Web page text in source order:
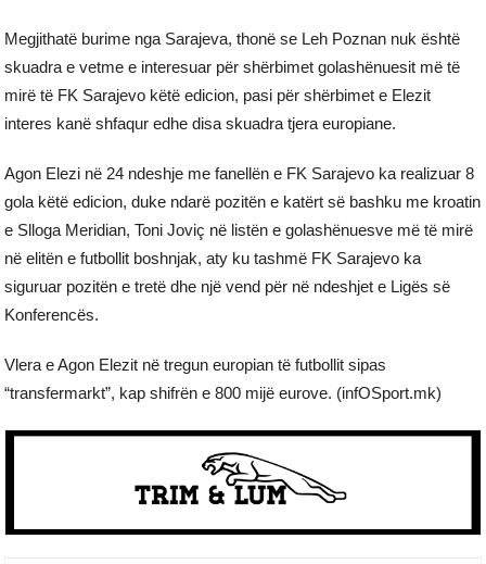
Megjithatë burime nga Sarajeva, thonë se Leh Poznan nuk është
skuadra e vetme e interesuar për shërbimet golashënuesit më të
mirë të FK Sarajevo këtë edicion, pasi për shërbimet e Elezit
interes kanë shfaqur edhe disa skuadra tjera europiane.
Agon Elezi në 24 ndeshje me fanellën e FK Sarajevo ka realizuar 8
gola këtë edicion, duke ndarë pozitën e katërt së bashku me kroatin
e Slloga Meridian, Toni Joviç në listën e golashënuesve më të mirë
në elitën e futbollit boshnjak, aty ku tashmë FK Sarajevo ka
siguruar pozitën e tretë dhe një vend për në ndeshjet e Ligës së
Konferencës.
Vlera e Agon Elezit në tregun europian të futbollit sipas
“transfermarkt”, kap shifrën e 800 mijë eurove. (infOSport.mk)